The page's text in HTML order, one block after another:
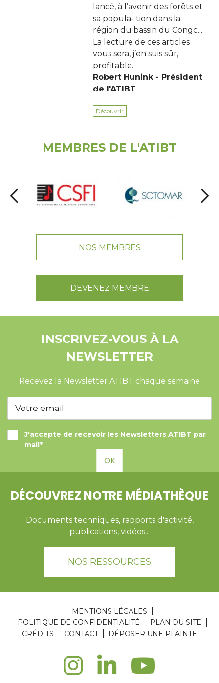
lancé, à l’avenir des forêts et
sa popula- tion dans la
région du bassin du Congo...
La lecture de ces articles
vous sera, j’en suis sûr,
profitable.
Robert Hunink - Président
de l'ATIBT
Découvrir
MEMBRES DE L'ATIBT
NOS MEMBRES
DEVENEZ MEMBRE
INSCRIVEZ-VOUS À LA
NEWSLETTER
Recevez la Newsletter ATIBT chaque semaine
J'accepte de recevoir les Newsletters ATIBT par
mail*
OK
DÉCOUVREZ NOTRE MÉDIATHÈQUE
Documents techniques, rapports d'activité,
publications, vidéos...
NOS RESSOURCES
MENTIONS LÉGALES
POLITIQUE DE CONFIDENTIALITÉ
PLAN DU SITE
CRÉDITS
CONTACT DÉPOSER UNE PLAINTE